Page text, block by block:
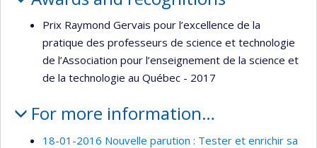
Prix Raymond Gervais pour l’excellence de la
pratique des professeurs de science et technologie
de l’Association pour l’enseignement de la science et
de la technologie au Québec - 2017
For more information…
18-01-2016 Nouvelle parution : Tester et enrichir sa